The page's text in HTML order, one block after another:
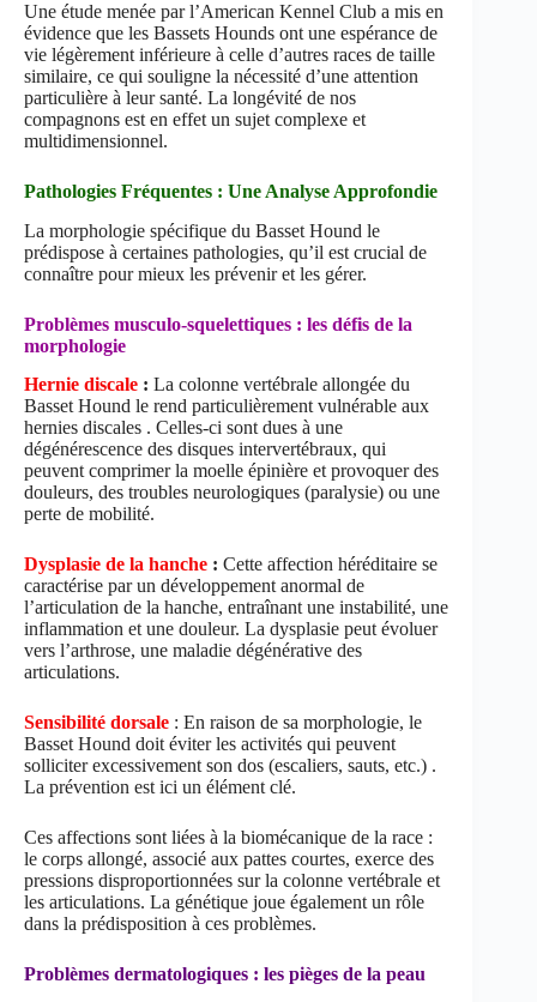
Une étude menée par l’American Kennel Club a mis en
évidence que les Bassets Hounds ont une espérance de
vie légèrement inférieure à celle d’autres races de taille
similaire, ce qui souligne la nécessité d’une attention
particulière à leur santé. La longévité de nos
compagnons est en effet un sujet complexe et
multidimensionnel.
Pathologies Fréquentes : Une Analyse Approfondie
La morphologie spécifique du Basset Hound le
prédispose à certaines pathologies, qu’il est crucial de
connaître pour mieux les prévenir et les gérer.
Problèmes musculo-squelettiques : les défis de la
morphologie
Hernie discale : La colonne vertébrale allongée du
Basset Hound le rend particulièrement vulnérable aux
hernies discales . Celles-ci sont dues à une
dégénérescence des disques intervertébraux, qui
peuvent comprimer la moelle épinière et provoquer des
douleurs, des troubles neurologiques (paralysie) ou une
perte de mobilité.
Dysplasie de la hanche : Cette affection héréditaire se
caractérise par un développement anormal de
l’articulation de la hanche, entraînant une instabilité, une
inflammation et une douleur. La dysplasie peut évoluer
vers l’arthrose, une maladie dégénérative des
articulations.
Sensibilité dorsale : En raison de sa morphologie, le
Basset Hound doit éviter les activités qui peuvent
solliciter excessivement son dos (escaliers, sauts, etc.) .
La prévention est ici un élément clé.
Ces affections sont liées à la biomécanique de la race :
le corps allongé, associé aux pattes courtes, exerce des
pressions disproportionnées sur la colonne vertébrale et
les articulations. La génétique joue également un rôle
dans la prédisposition à ces problèmes.
Problèmes dermatologiques : les pièges de la peau